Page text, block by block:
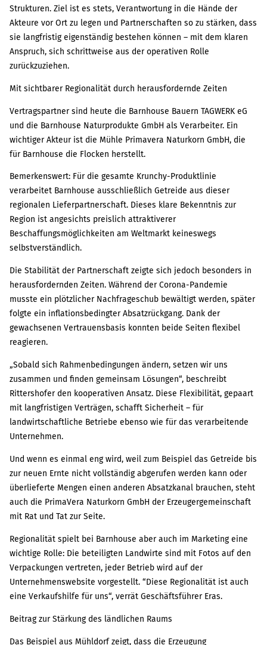
Strukturen. Ziel ist es stets, Verantwortung in die Hände der
Akteure vor Ort zu legen und Partnerschaften so zu stärken, dass
sie langfristig eigenständig bestehen können – mit dem klaren
Anspruch, sich schrittweise aus der operativen Rolle
zurückzuziehen.
Mit sichtbarer Regionalität durch herausfordernde Zeiten
Vertragspartner sind heute die Barnhouse Bauern TAGWERK eG
und die Barnhouse Naturprodukte GmbH als Verarbeiter. Ein
wichtiger Akteur ist die Mühle Primavera Naturkorn GmbH, die
für Barnhouse die Flocken herstellt.
Bemerkenswert: Für die gesamte Krunchy-Produktlinie
verarbeitet Barnhouse ausschließlich Getreide aus dieser
regionalen Lieferpartnerschaft. Dieses klare Bekenntnis zur
Region ist angesichts preislich attraktiverer
Beschaffungsmöglichkeiten am Weltmarkt keineswegs
selbstverständlich.
Die Stabilität der Partnerschaft zeigte sich jedoch besonders in
herausfordernden Zeiten. Während der Corona-Pandemie
musste ein plötzlicher Nachfrageschub bewältigt werden, später
folgte ein inflationsbedingter Absatzrückgang. Dank der
gewachsenen Vertrauensbasis konnten beide Seiten flexibel
reagieren.
„Sobald sich Rahmenbedingungen ändern, setzen wir uns
zusammen und finden gemeinsam Lösungen“, beschreibt
Rittershofer den kooperativen Ansatz. Diese Flexibilität, gepaart
mit langfristigen Verträgen, schafft Sicherheit – für
landwirtschaftliche Betriebe ebenso wie für das verarbeitende
Unternehmen.
Und wenn es einmal eng wird, weil zum Beispiel das Getreide bis
zur neuen Ernte nicht vollständig abgerufen werden kann oder
überlieferte Mengen einen anderen Absatzkanal brauchen, steht
auch die PrimaVera Naturkorn GmbH der Erzeugergemeinschaft
mit Rat und Tat zur Seite.
Regionalität spielt bei Barnhouse aber auch im Marketing eine
wichtige Rolle: Die beteiligten Landwirte sind mit Fotos auf den
Verpackungen vertreten, jeder Betrieb wird auf der
Unternehmenswebsite vorgestellt. “Diese Regionalität ist auch
eine Verkaufshilfe für uns“, verrät Geschäftsführer Eras.
Beitrag zur Stärkung des ländlichen Raums
Das Beispiel aus Mühldorf zeigt, dass die Erzeugung